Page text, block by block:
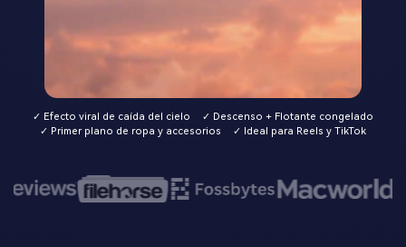
✓ Efecto viral de caída del cielo
✓ Descenso + Flotante congelado
✓ Primer plano de ropa y accesorios
✓ Ideal para Reels y TikTok